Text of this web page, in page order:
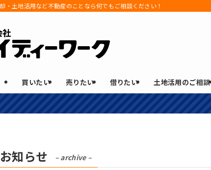
・土地活用など不動産のことなら何でもご相談ください！
買いたい 売りたい 借りたい 土地活用のご相談
お知らせ – archive –